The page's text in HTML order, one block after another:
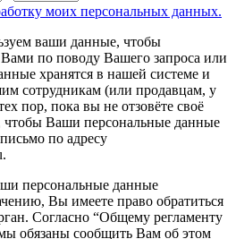
моих персональных данных.
ваши данные, чтобы
Вами по поводу Вашего запроса или
хранятся в нашей системе и
сотрудникам (или продавцам, у
пор, пока вы не отзовёте своё
чтобы Ваши персональные данные
по адресу
персональные данные
Вы имеете право обратиться
Согласно “Общему регламенту
обязаны сообщить Вам об этом